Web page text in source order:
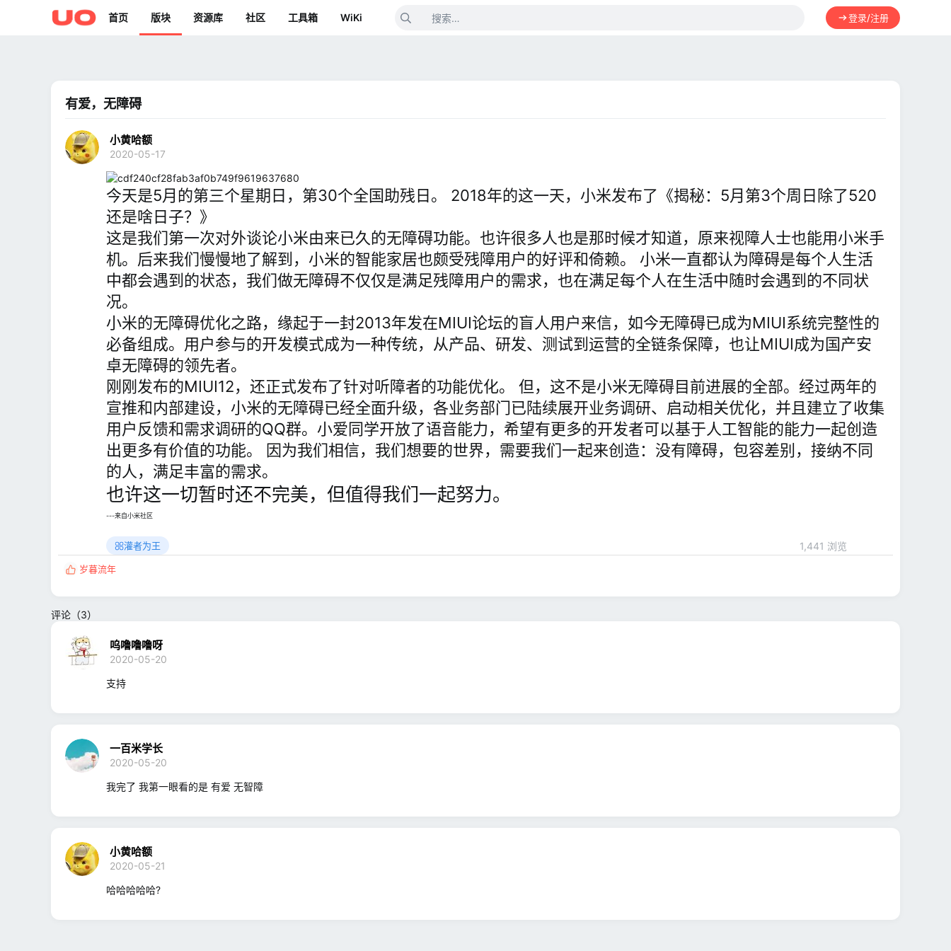
首页 版块 资源库 社区 工具箱 WiKi 登录/注册
有爱，无障碍
小黄哈额
2020-05-17
今天是5月的第三个星期日，第30个全国助残日。 2018年的这一天，小米发布了《揭秘：5月第3个周日除了520
还是啥日子？》
这是我们第一次对外谈论小米由来已久的无障碍功能。也许很多人也是那时候才知道，原来视障人士也能用小米手
机。后来我们慢慢地了解到，小米的智能家居也颇受残障用户的好评和倚赖。 小米一直都认为障碍是每个人生活
中都会遇到的状态，我们做无障碍不仅仅是满足残障用户的需求，也在满足每个人在生活中随时会遇到的不同状
况。
小米的无障碍优化之路，缘起于一封2013年发在MIUI论坛的盲人用户来信，如今无障碍已成为MIUI系统完整性的
必备组成。用户参与的开发模式成为一种传统，从产品、研发、测试到运营的全链条保障，也让MIUI成为国产安
卓无障碍的领先者。
刚刚发布的MIUI12，还正式发布了针对听障者的功能优化。 但，这不是小米无障碍目前进展的全部。经过两年的
宣推和内部建设，小米的无障碍已经全面升级，各业务部门已陆续展开业务调研、启动相关优化，并且建立了收集
用户反馈和需求调研的QQ群。小爱同学开放了语音能力，希望有更多的开发者可以基于人工智能的能力一起创造
出更多有价值的功能。 因为我们相信，我们想要的世界，需要我们一起来创造：没有障碍，包容差别，接纳不同
的人，满足丰富的需求。
也许这一切暂时还不完美，但值得我们一起努力。
---来自小米社区
灌者为王 1,441 浏览
反
:
岁暮流年
评论（3）
呜噜噜噜呀
2020-05-20
支持
一百米学长
2020-05-20
我完了 我第一眼看的是 有爱 无智障
小黄哈额
2020-05-21
哈哈哈哈哈?